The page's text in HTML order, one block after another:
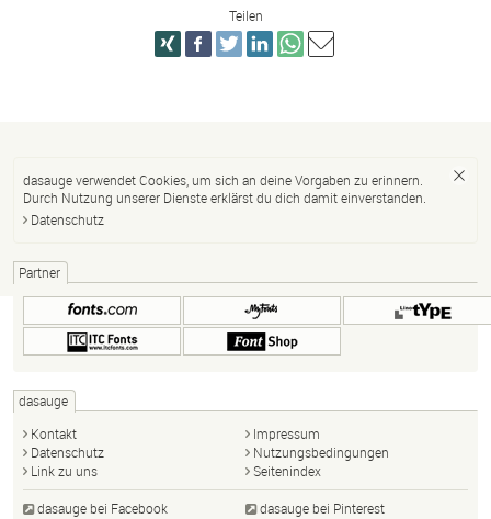
Teilen
dasauge verwendet Cookies, um sich an deine Vorgaben zu erinnern.
Durch Nutzung unserer Dienste erklärst du dich damit einverstanden.
Datenschutz
Partner
dasauge
Kontakt
Impressum
Datenschutz
Nutzungsbedingungen
Link zu uns
Seitenindex
dasauge bei Facebook dasauge bei Pinterest